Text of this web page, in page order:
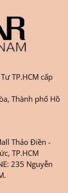
TP.HCM cấp
Thành phố Hồ
Thảo Điền -
TP.HCM
235 Nguyễn